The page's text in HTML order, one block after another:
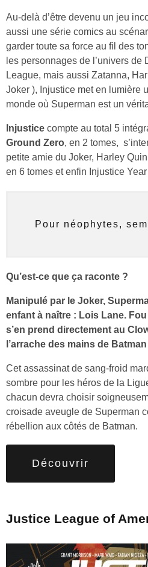
Au-delà d’être devenu un jeu
aussi une série comics au
garder toute sa force au fil des
les personnages de l’univers de
League, mais aussi Zatanna,
Joker ), Injustice met en lumière
monde où Superman est un
Injustice compte au total 5
Ground Zero, en 2 tomes,
petite amie du Joker, Harley
en 6 tomes et enfin Injustice
Pour néophytes,
Qu’est-ce que ça raconte ?
Manipulé par le Joker,
enfant à naître : Lois Lane. Fou
s’en prend directement au
l’arrache des mains de
Cet assassinat de sang-froid
sombre pour les héros de la
chacun devra choisir
croisade aveugle de Superman
rébellion aux côtés de Batman.
Découvrir
Justice League of